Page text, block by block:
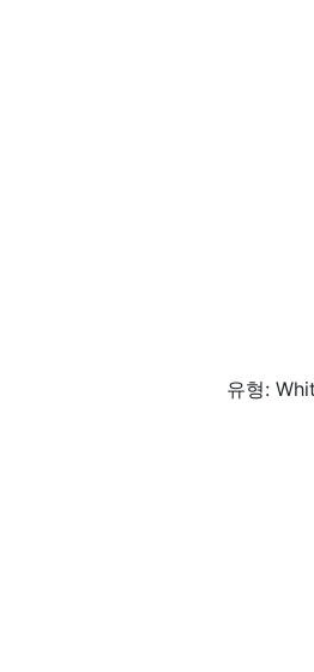
유형: